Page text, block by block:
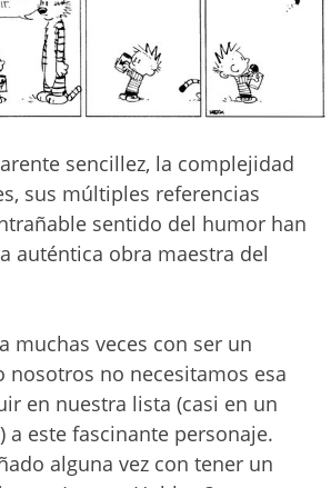
sencillez, la complejidad
sus múltiples referencias
sentido del humor han
auténtica obra maestra del
muchas veces con ser un
nosotros no necesitamos esa
en nuestra lista (casi en un
a este fascinante personaje.
alguna vez con tener un